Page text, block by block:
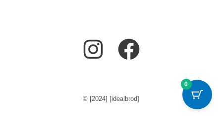
© [2024] [idealbrod]
0